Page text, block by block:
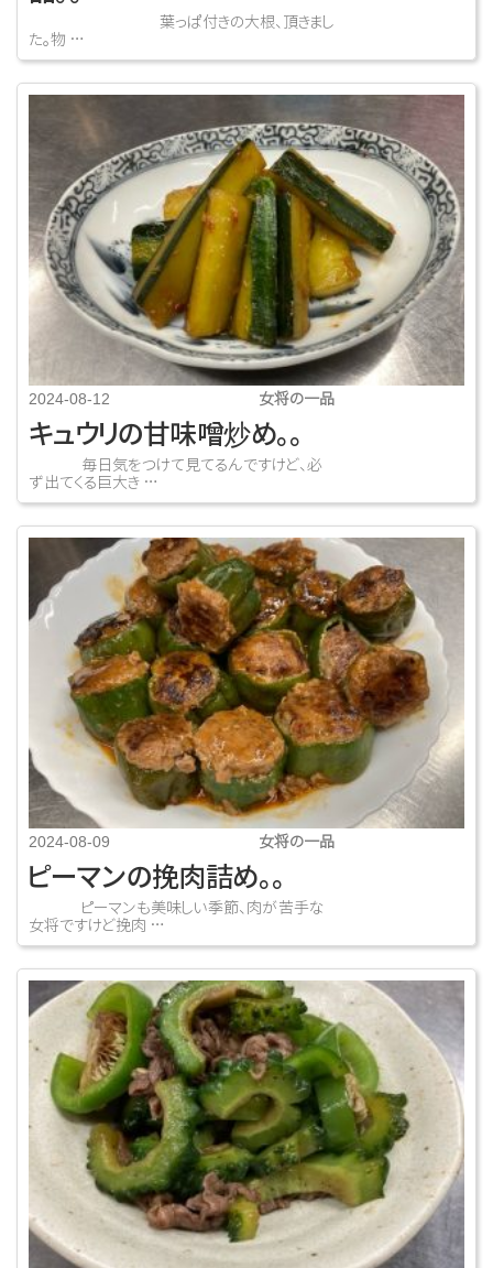
葉っぱ付きの大根、頂きまし
た。物 …
女将の一品
2024-08-12
キュウリの甘味噌炒め。。
毎日気をつけて見てるんですけど、必
ず出てくる巨大き …
女将の一品
2024-08-09
ピーマンの挽肉詰め。。
ピーマンも美味しい季節、肉が苦手な
女将ですけど挽肉 …